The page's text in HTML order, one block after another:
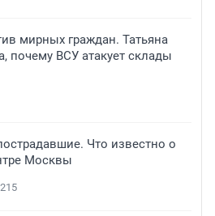
мирных граждан. Татьяна
почему ВСУ атакует склады
Что известно о
Москвы
215